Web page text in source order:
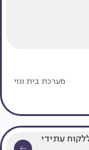
מערכת בית ונוי